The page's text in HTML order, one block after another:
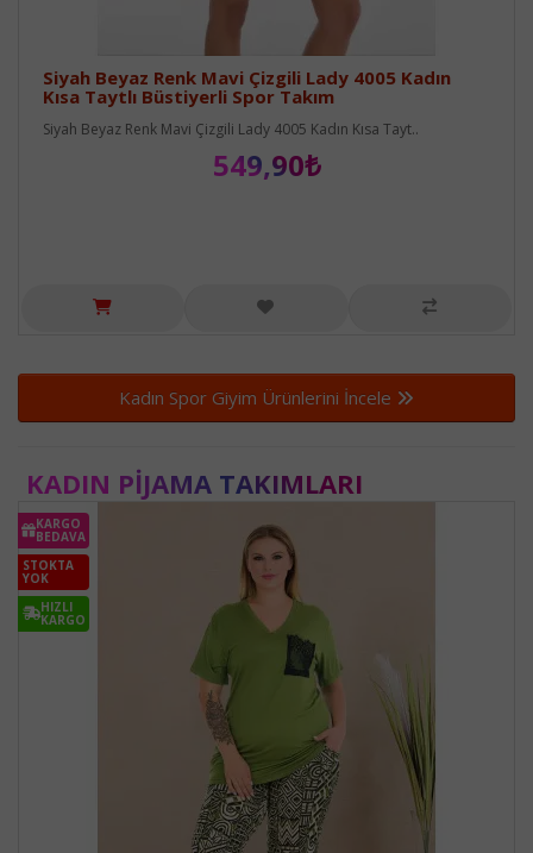
Siyah Beyaz Renk Mavi Çizgili Lady 4005 Kadın
Kısa Taytlı Büstiyerli Spor Takım
Siyah Beyaz Renk Mavi Çizgili Lady 4005 Kadın Kısa Tayt..
549,90₺
Kadın Spor Giyim Ürünlerini İncele
KADIN PIJAMA TAKIMLARI
KARGO
BEDAVA
STOKTA
YOK
HIZLI
KARGO